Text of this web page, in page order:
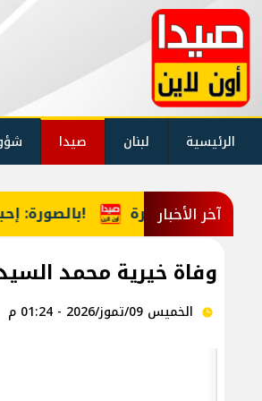
الرئيسية لبنان صيدا
آخر الأخبار بالصورة: إحباط عمليّة تهريب مخدّرات من لبنان إلى السعوديّة! متوافرة
وفاة خيرية محمد السيد
الخميس 09/تموز/2026 - 01:24 م